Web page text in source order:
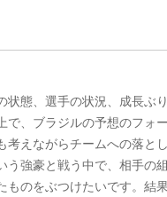
態、選手の状況、成長ぶ
、ブラジルの予想のフォ
えながらチームへの落と
強豪と戦う中で、相手の
のをぶつけたいです。結